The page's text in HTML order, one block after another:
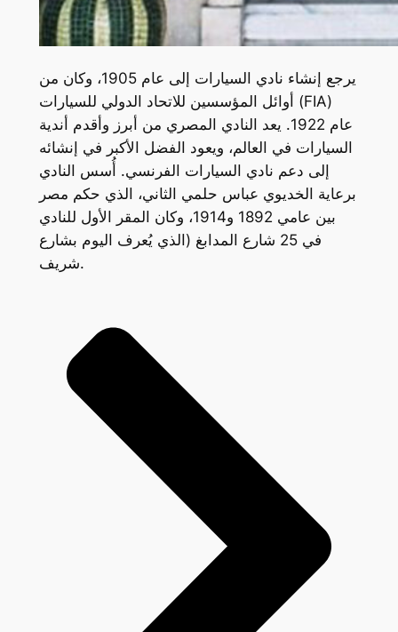
يرجع إنشاء نادي السيارات إلى عام 1905، وكان من
أوائل المؤسسين للاتحاد الدولي للسيارات (FIA)
عام 1922. يعد النادي المصري من أبرز وأقدم أندية
السيارات في العالم، ويعود الفضل الأكبر في إنشائه
إلى دعم نادي السيارات الفرنسي. أُسس النادي
برعاية الخديوي عباس حلمي الثاني، الذي حكم مصر
بين عامي 1892 و1914، وكان المقر الأول للنادي
في 25 شارع المدابغ (الذي يُعرف اليوم بشارع
شريف.